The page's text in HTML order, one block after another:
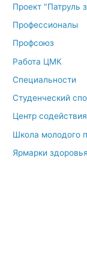
Проект "Патруль
Профессионалы
Профсоюз
Работа ЦМК
Специальности
Студенческий
Центр
Школа молодого
Ярмарки здоровья